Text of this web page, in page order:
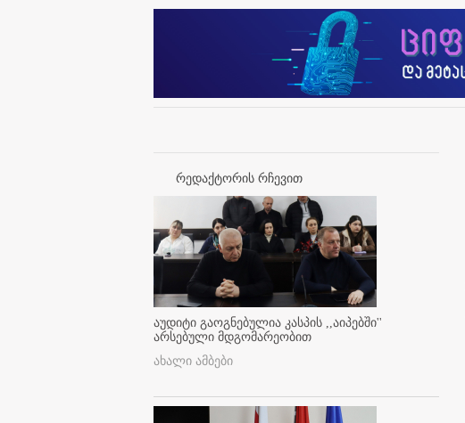
რედაქტორის რჩევით
აუდიტი გაოგნებულია კასპის ,,აიპებში''
არსებული მდგომარეობით
ახალი ამბები